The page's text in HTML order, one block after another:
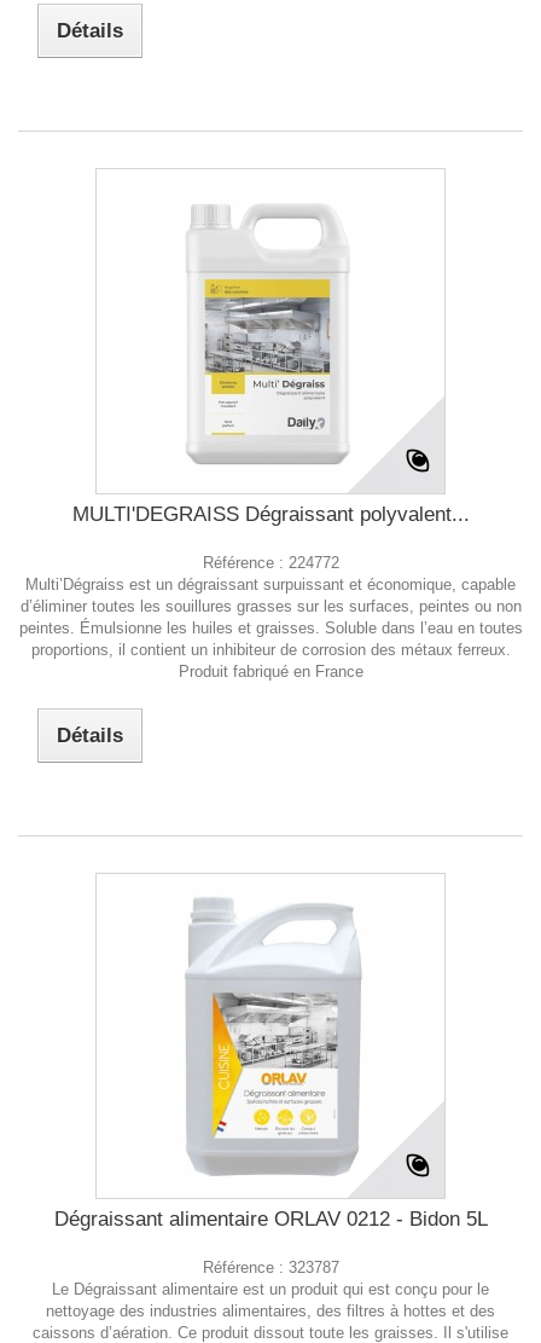
Détails
MULTI'DEGRAISS Dégraissant polyvalent...
Référence : 224772
Multi’Dégraiss est un dégraissant surpuissant et économique, capable
d’éliminer toutes les souillures grasses sur les surfaces, peintes ou non
peintes. Émulsionne les huiles et graisses. Soluble dans l’eau en toutes
proportions, il contient un inhibiteur de corrosion des métaux ferreux.
Produit fabriqué en France
Détails
Dégraissant alimentaire ORLAV 0212 - Bidon 5L
Référence : 323787
Le Dégraissant alimentaire est un produit qui est conçu pour le
nettoyage des industries alimentaires, des filtres à hottes et des
caissons d’aération. Ce produit dissout toute les graisses. Il s'utilise